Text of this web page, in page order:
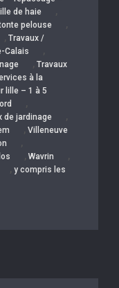
de haie ,
pelouse ,
, Travaux /
Calais
,
, Travaux
à la
lille – 1 à 5
,
de jardinage ,
, Villeneuve
,
, Wavrin ,
, y compris les